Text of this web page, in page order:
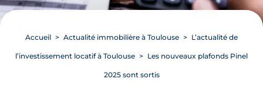
Accueil Actualité immobilière à Toulouse L’actualité de
l’investissement locatif à Toulouse Les nouveaux plafonds Pinel
2025 sont sortis